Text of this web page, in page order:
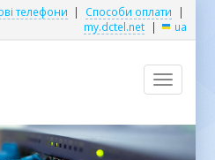
телефони | Способи оплати
|
my.dctel.net
| ua
Toggle